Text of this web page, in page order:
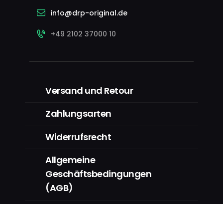
info@drp-original.de
+49 2102 37000 10
Versand und Retour
Zahlungsarten
Widerrufsrecht
Allgemeine
Geschäftsbedingungen
(AGB)